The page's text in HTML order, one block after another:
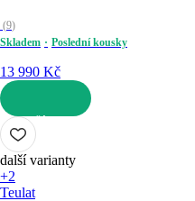
(9)
Skladem
Poslední kousky
13 990 Kč
DO KOŠÍKU
další varianty
+2
Teulat